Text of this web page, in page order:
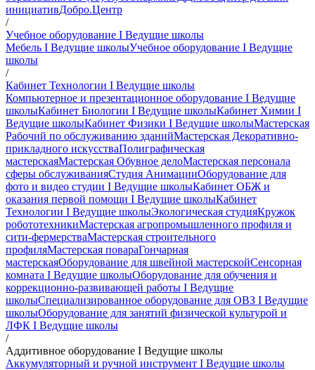
инициативДобро.Центр
/
Учебное оборудование I Ведущие школы
Мебель I Ведущие школыУчебное оборудование I Ведущие
школы
/
Кабинет Технологии I Ведущие школы
Компьютерное и презентационное оборудование I Ведущие
школыКабинет Биологии I Ведущие школыКабинет Химии I
Ведущие школыКабинет Физики I Ведущие школыМастерская
Рабочий по обслуживанию зданийМастерская Декоративно-
прикладного искусстваПолиграфическая
мастерскаяМастерская Обувное делоМастерская персонала
сферы обслуживанияСтудия АнимацииОборудование для
фото и видео студии I Ведущие школыКабинет ОБЖ и
оказания первой помощи I Ведущие школыКабинет
Технологии I Ведущие школыЭкологическая студияКружок
робототехникиМастерская агропромышленного профиля и
сити-фермерстваМастерская строительного
профиляМастерская повараГончарная
мастерскаяОборудование для швейной мастерскойСенсорная
комната I Ведущие школыОборудование для обучения и
коррекционно-развивающей работы I Ведущие
школыСпециализированное оборудование для ОВЗ I Ведущие
школыОборудование для занятий физической культурой и
ЛФК I Ведущие школы
/
Аддитивное оборудование I Ведущие школы
Аккумуляторный и ручной инструмент I Ведущие школы